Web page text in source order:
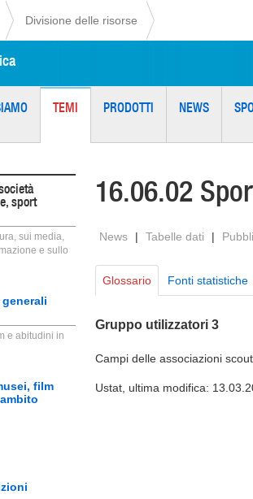
Divisione delle risorse
TEMI PRODOTTI NEWS
sport
sui media,
e sullo
e abitudini in
film
16.06.02
News | Tabelle dati |
Glossario Fonti statistiche
Gruppo utilizzatori 3
Campi delle associazioni
Ustat, ultima modifica: